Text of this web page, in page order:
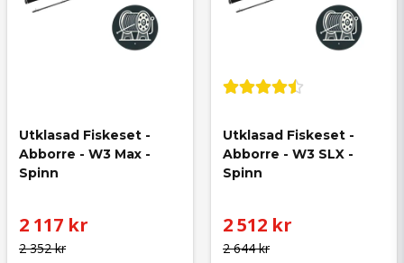
Utklasad Fiskeset -
Abborre - W3 Max -
Spinn
2 352 kr
2 117 kr
Utklasad Fiskeset -
Abborre - W3 SLX -
Spinn
2 644 kr
2 512 kr